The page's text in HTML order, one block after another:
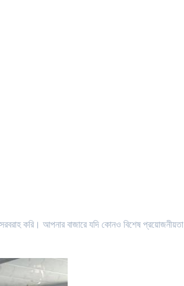
করি। আপনার বাজারে যদি কোনও বিশেষ